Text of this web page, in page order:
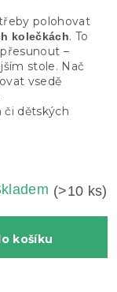
(>10 ks)
košíku
polohovat
kolečkách. To
–
stole. Nač
vsedě
dětských